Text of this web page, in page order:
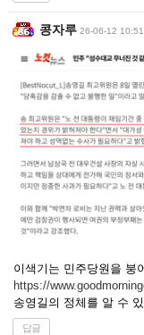
콩자루 26-06-12 10:51
이색기는 민주당원을 붕
https://
송영길의 정체를 알 수
답글